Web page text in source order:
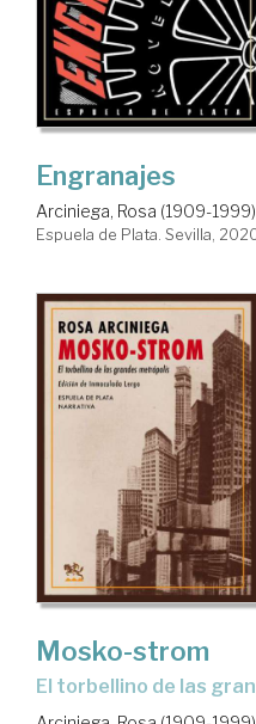
Engranajes
Arciniega, Rosa (1909-1999)
Espuela de Plata. Sevilla,
Mosko-strom
el torbellino de las